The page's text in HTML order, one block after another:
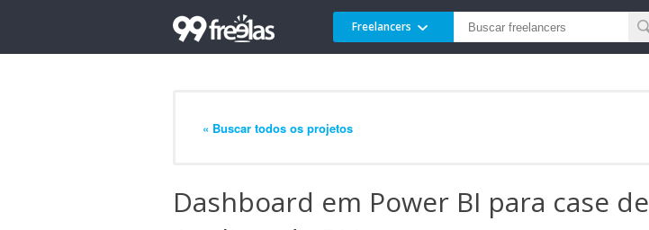
Freelancers
« Buscar todos os projetos
Dashboard em Power BI para case de